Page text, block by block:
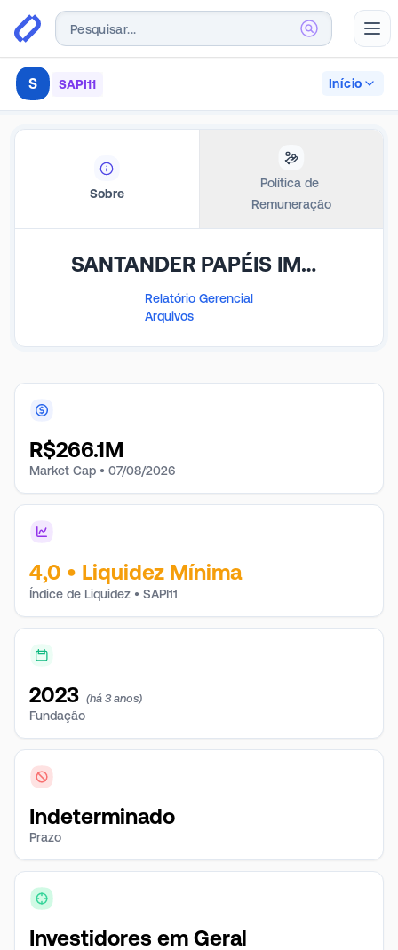
S SAPI11 Início
Sobre
Política de
Remuneração
SANTANDER PAPÉIS IMOBILIÁRIOS FDO DE INV IMOB
Relatório Gerencial
Arquivos
R$266.1M
Market Cap • 07/08/2026
4,0 • Liquidez Mínima
Índice de Liquidez • SAPI11
2023 (há 3 anos)
Fundação
Indeterminado
Prazo
Investidores em Geral